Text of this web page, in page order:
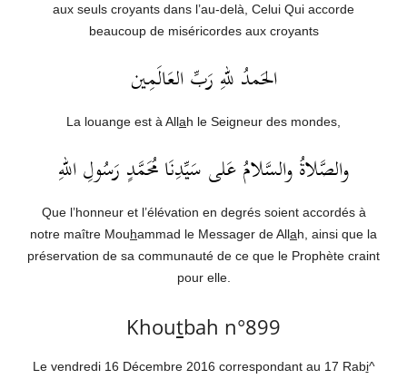
aux seuls croyants dans l’au-delà, Celui Qui accorde
beaucoup de miséricordes aux croyants
الحَمدُ للهِ رَبِّ العَالَمِين
La louange est à Allah le Seigneur des mondes,
والصَّلاةُ والسَّلامُ عَلى سَيِّدِنَا مُحَمَّدٍ رَسُولِ اللهِ
Que l’honneur et l’élévation en degrés soient accordés à
notre maître Mouhammad le Messager de Allah, ainsi que la
préservation de sa communauté de ce que le Prophète craint
pour elle.
Khoutbah n°899
Le vendredi 16 Décembre 2016 correspondant au 17 Rabi^